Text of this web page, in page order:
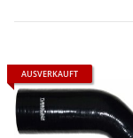
AUSVERKAUFT